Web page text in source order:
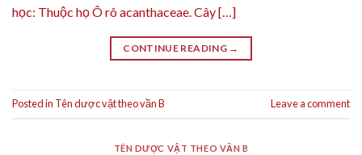
học: Thuộc họ Ô rô acanthaceae. Cây […]
CONTINUE READING →
Posted in Tên dược vật theo vần B Leave a comment
TÊN DƯỢC VẬT THEO VẦN B